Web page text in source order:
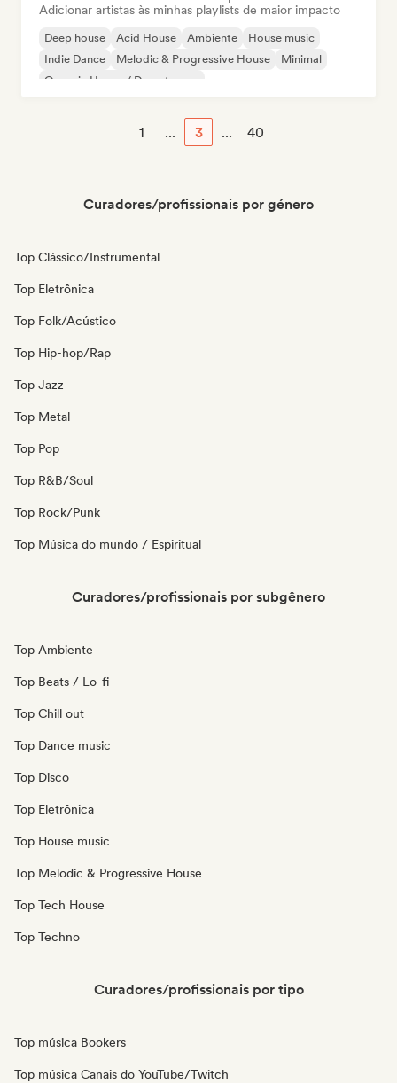
Adicionar artistas às minhas playlists de maior impacto
Deep house Acid House Ambiente
House music
Indie Dance
Melodic & Progressive House
Minimal
Organic House / Downtempo
1 ... 3 ... 40
Curadores/profissionais por género
Top Clássico/Instrumental
Top Eletrônica
Top Folk/Acústico
Top Hip-hop/Rap
Top Jazz
Top Metal
Top Pop
Top R&B/Soul
Top Rock/Punk
Top Música do mundo / Espiritual
Curadores/profissionais por subgênero
Top Ambiente
Top Beats / Lo-fi
Top Chill out
Top Dance music
Top Disco
Top Eletrônica
Top House music
Top Melodic & Progressive House
Top Tech House
Top Techno
Curadores/profissionais por tipo
Top música Bookers
Top música Canais do YouTube/Twitch